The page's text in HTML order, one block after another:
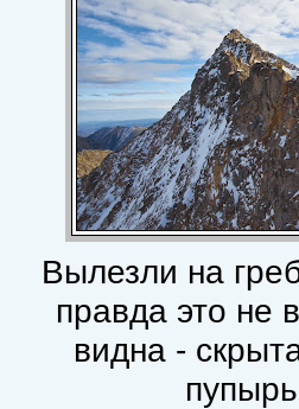
Вылезли на
правда это не
видна -